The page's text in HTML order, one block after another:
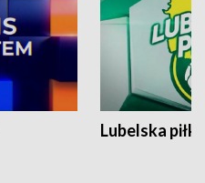
Lubelska piłka